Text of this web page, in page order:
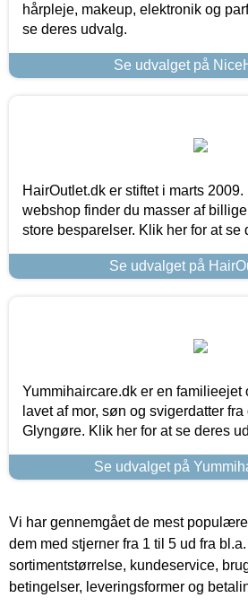
hårpleje, makeup, elektronik og
se deres udvalg.
Se udvalget på
HairOutlet.dk er stiftet i marts
webshop finder du masser af
store besparelser. Klik her for at se
Se udvalget på
Yummihaircare.dk er en familieejet
lavet af mor, søn og svigerdatter
Glyngøre. Klik her for at se deres
Se udvalget på
Vi har gennemgået de mest
dem med stjerner fra 1 til 5 ud fra
sortimentstørrelse, kundeservice,
betingelser, leveringsformer og